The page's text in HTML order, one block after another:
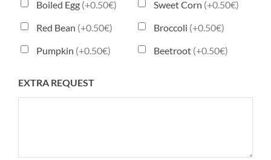
Boiled Egg (+0.50€) Sweet Corn (+0.50€)
Red Bean (+0.50€) Broccoli (+0.50€)
Pumpkin (+0.50€) Beetroot (+0.50€)
EXTRA REQUEST